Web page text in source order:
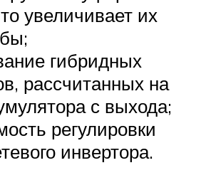
увеличивает их
гибридных
рассчитанных на
с выхода;
регулировки
инвертора.